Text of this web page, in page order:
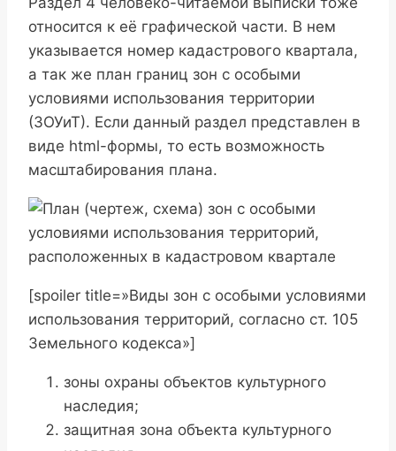
относится к её графической части. В нем
указывается номер кадастрового квартала,
а так же план границ зон с особыми
условиями использования территории
(ЗОУиТ). Если данный раздел представлен в
виде html-формы, то есть возможность
масштабирования плана.
[spoiler title=»Виды зон с особыми условиями
использования территорий, согласно ст. 105
Земельного кодекса»]
зоны охраны объектов культурного
наследия;
защитная зона объекта культурного